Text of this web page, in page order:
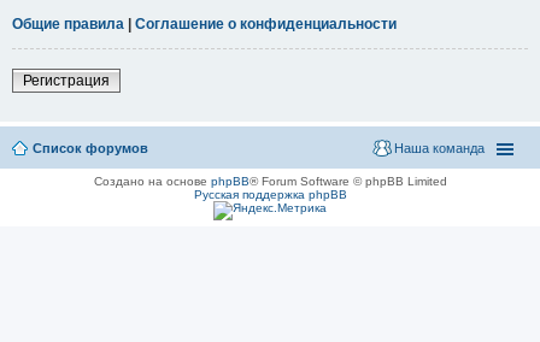
Общие правила | Соглашение о конфиденциальности
Регистрация
Список форумов Наша команда
Создано на основе phpBB® Forum Software © phpBB Limited
Русская поддержка phpBB